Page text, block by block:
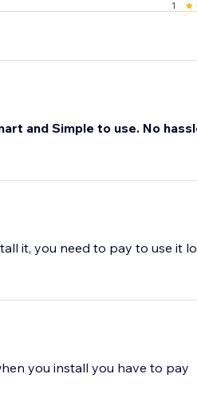
1
and Simple to use. No
it, you need to pay to use it
you install you have to pay